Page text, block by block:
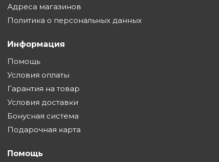
Адреса магазинов
Политика о персональных данных
Информация
Помощь
Условия оплаты
Гарантия на товар
Условия доставки
Бонусная система
Подарочная карта
Помощь